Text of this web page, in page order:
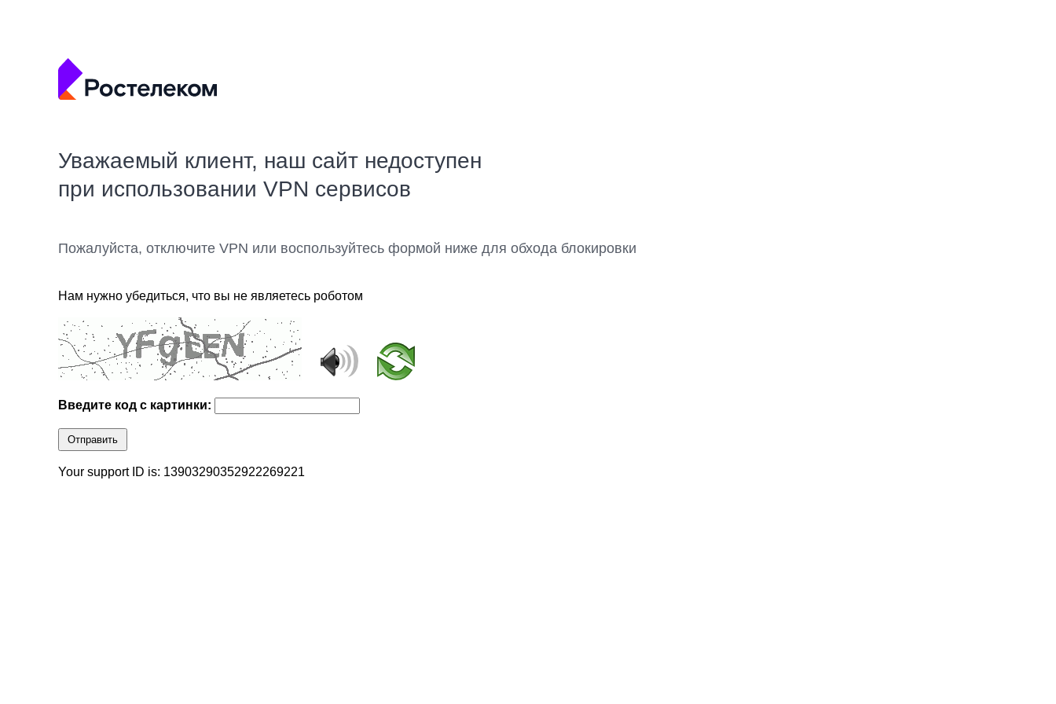
Уважаемый клиент, наш сайт недоступен
при использовании VPN сервисов
Пожалуйста, отключите VPN или воспользуйтесь формой ниже для обхода блокировки
Нам нужно убедиться, что вы не являетесь роботом
Введите код с картинки:
Отправить
Your support ID is: 13903290352922269221